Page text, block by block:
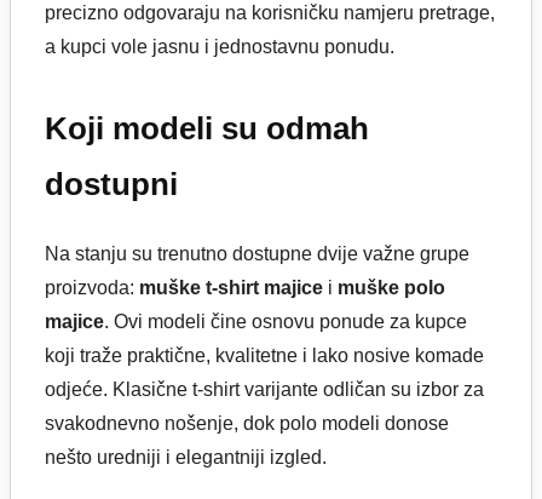
precizno odgovaraju na korisničku namjeru pretrage,
a kupci vole jasnu i jednostavnu ponudu.
Koji modeli su odmah
dostupni
Na stanju su trenutno dostupne dvije važne grupe
proizvoda: muške t-shirt majice i muške polo
majice. Ovi modeli čine osnovu ponude za kupce
koji traže praktične, kvalitetne i lako nosive komade
odjeće. Klasične t-shirt varijante odličan su izbor za
svakodnevno nošenje, dok polo modeli donose
nešto uredniji i elegantniji izgled.